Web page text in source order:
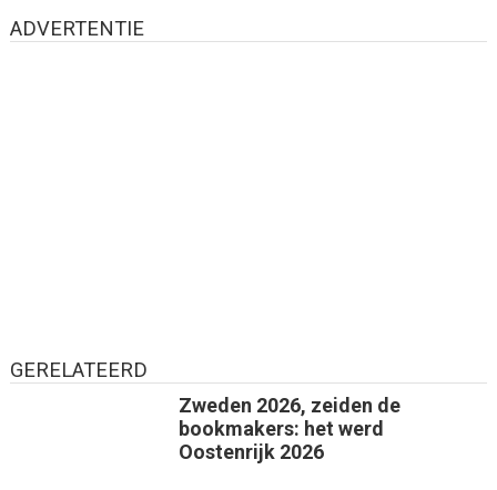
ADVERTENTIE
GERELATEERD
Zweden 2026, zeiden de
bookmakers: het werd
Oostenrijk 2026